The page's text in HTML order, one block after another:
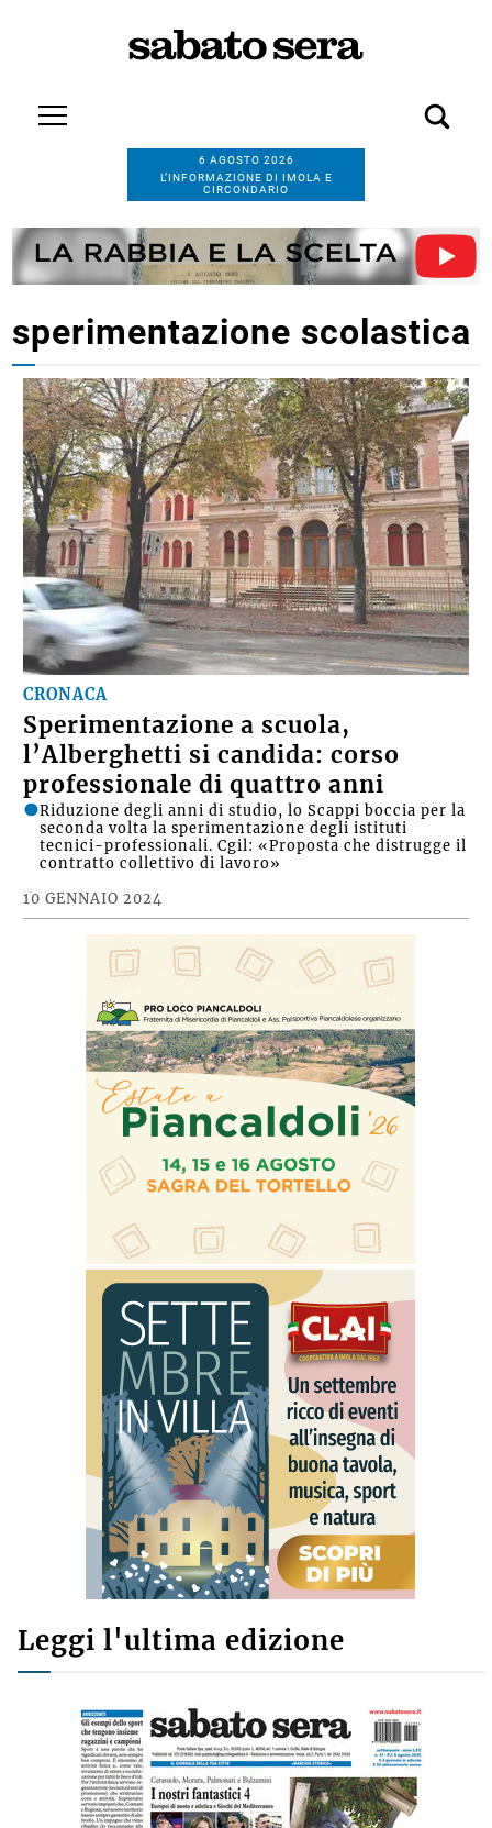
6 AGOSTO 2026
L’INFORMAZIONE DI IMOLA E
CIRCONDARIO
sperimentazione scolastica
CRONACA
Sperimentazione a scuola,
l’Alberghetti si candida: corso
professionale di quattro anni
10 GENNAIO 2024
Riduzione degli anni di studio, lo Scappi boccia per la
seconda volta la sperimentazione degli istituti
tecnici-professionali. Cgil: «Proposta che distrugge il
contratto collettivo di lavoro»
Leggi l'ultima edizione